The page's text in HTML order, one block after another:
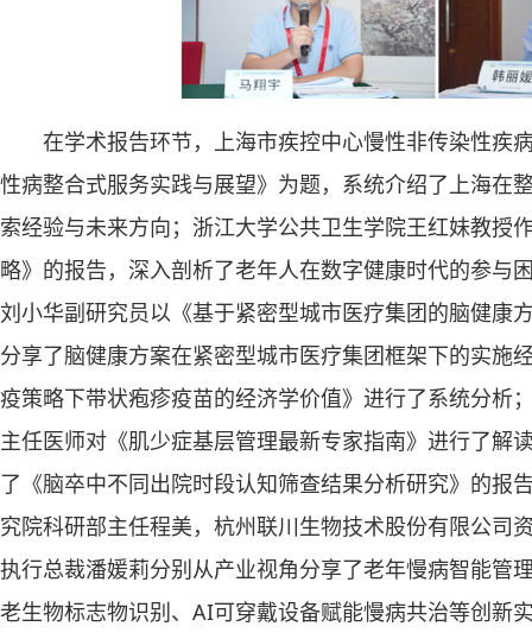
在学术报告环节，上海市疾控中心慢性非传染性疾
性病整合式服务实践与展望》为题，系统介绍了上海在
索经验与未来方向；浙江大学公共卫生学院王红妹教授
略》的报告，深入剖析了老年人在数字健康时代的参与
刘小华副研究员以《基于紧密型城市医疗集团的脑健康
分享了脑健康方案在紧密型城市医疗集团框架下的实施
疫策略下带状疱疹疫苗的经济学价值》进行了系统分析
主任医师对《肌少症基层管理最新专家指南》进行了解
了《脑卒中不同出院时段认知筛查结果分析研究》的报
究院科研部主任程美，杭州联川生物技术股份有限公司
执行总裁潘媛莉分别从产业视角分享了老年慢病智能管
老生物标志物识别、AI可穿戴设备赋能慢病共治等创新